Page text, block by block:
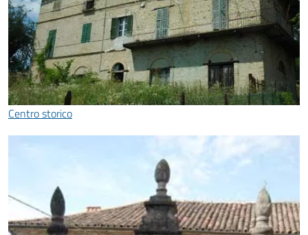
Centro storico